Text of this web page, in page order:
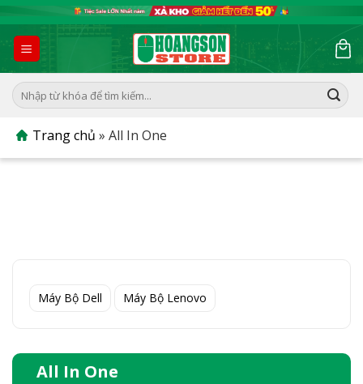
to
content
Tìm
kiếm:
Trang chủ » All In One
Máy Bộ Dell Máy Bộ Lenovo
All In One